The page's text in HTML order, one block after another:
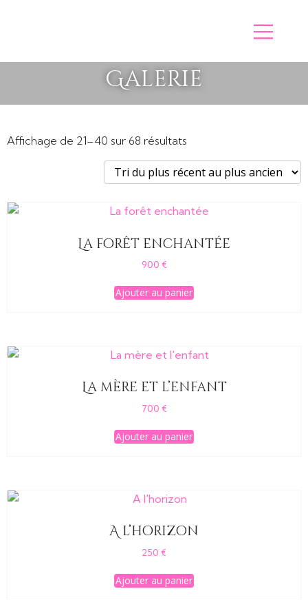
Galerie
Affichage de 21–40 sur 68 résultats
du
plus
au
ancien
La forêt enchantée
900 €
Ajouter au panier
La mère et l’enfant
700 €
Ajouter au panier
A l’horizon
250 €
Ajouter au panier